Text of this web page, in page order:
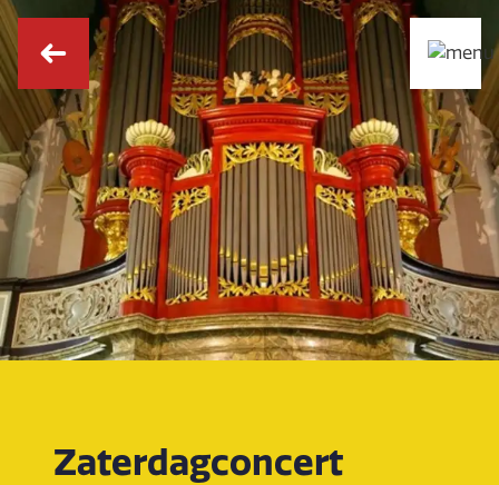
Zaterdagconcert